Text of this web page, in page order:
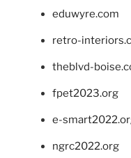
eduwyre.com
retro-
theblvd-
fpet2023.org
e-
ngrc2022.org